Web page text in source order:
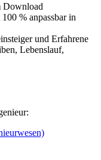
Download
% anpassbar in
und Erfahrene
Lebenslauf,